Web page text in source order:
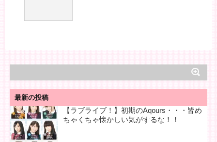
最新の投稿
【ラブライブ！】初期のAqours・・・皆め
ちゃくちゃ懐かしい気がするな！！